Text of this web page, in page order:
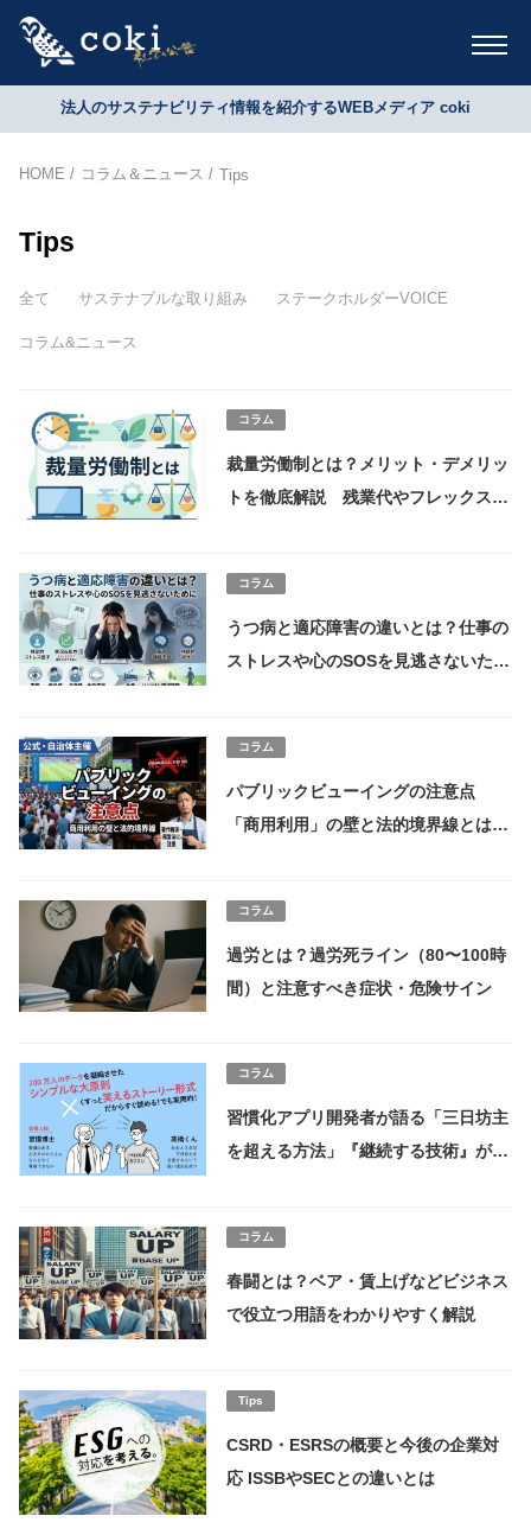
法人のサステナビリティ情報を紹介するWEBメディア coki
HOME コラム＆ニュース Tips
Tips
全て サステナブルな取り組み ステークホルダーVOICE
コラム&ニュース
コラム
裁量労働制とは？メリット・デメリッ
トを徹底解説 残業代やフレックスタ
コラム
うつ病と適応障害の違いとは？仕事の
ストレスや心のSOSを見逃さないため
コラム
パブリックビューイングの注意点
「商用利用」の壁と法的境界線とは
コラム
過労とは？過労死ライン（80〜100時
間）と注意すべき症状・危険サイン
コラム
習慣化アプリ開発者が語る「三日坊主
を超える方法」『継続する技術』が3
コラム
春闘とは？ベア・賃上げなどビジネス
で役立つ用語をわかりやすく解説
Tips
CSRD・ESRSの概要と今後の企業対
応 ISSBやSECとの違いとは